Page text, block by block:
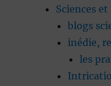
Sciences
blogs
inédie,
les